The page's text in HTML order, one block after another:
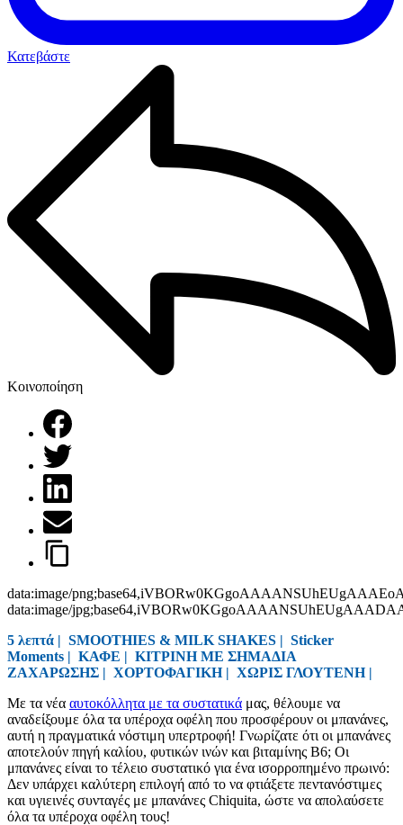
Κατεβάστε
Κοινοποίηση
data:image/
data:image/
5 λεπτά | SMOOTHIES & MILK SHAKES | Sticker
Moments | ΚΑΦΕ | ΚΙΤΡΙΝΗ ΜΕ ΣΗΜΑΔΙΑ
ΖΑΧΑΡΩΣΗΣ | ΧΟΡΤΟΦΑΓΙΚΗ| ΧΩΡΙΣ ΓΛΟΥΤΕΝΗ|
Με τα νέα αυτοκόλλητα με τα συστατικά μας, θέλουμε να
αναδείξουμε όλα τα υπέροχα οφέλη που προσφέρουν οι μπανάνες,
αυτή η πραγματικά νόστιμη υπερτροφή! Γνωρίζατε ότι οι μπανάνες
αποτελούν πηγή καλίου, φυτικών ινών και βιταμίνης Β6; Οι
μπανάνες είναι το τέλειο συστατικό για ένα ισορροπημένο πρωινό:
Δεν υπάρχει καλύτερη επιλογή από το να φτιάξετε πεντανόστιμες
και υγιεινές συνταγές με μπανάνες Chiquita, ώστε να απολαύσετε
όλα τα υπέροχα οφέλη τους!